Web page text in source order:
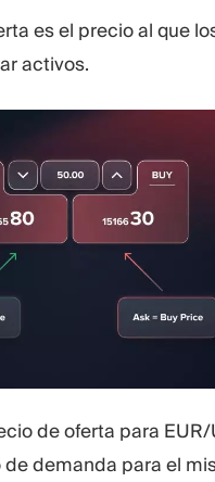
es el precio al que
activos.
de oferta para EUR/
de demanda para el